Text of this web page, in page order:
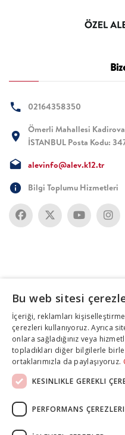
02164358350
Ömerli Mahallesi
İSTANBUL Posta Kodu:
alevinfo@alev.k12.tr
Bilgi Toplumu Hizmetleri
Bu web sitesi
İçeriği, reklamları
çerezleri kullanıyoruz. Ayrıca
onlara sağladığınız veya
topladıkları diğer bilgilerle
ortaklarımızla da paylaşıyoruz.
KESINLIKLE GEREKLI
PERFORMANS ÇEREZLERI